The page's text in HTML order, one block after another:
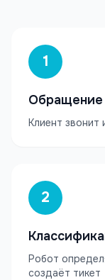
1
Обращение
Клиент звонит
2
Робот
создаёт тикет